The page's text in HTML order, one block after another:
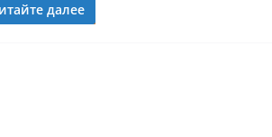
далее